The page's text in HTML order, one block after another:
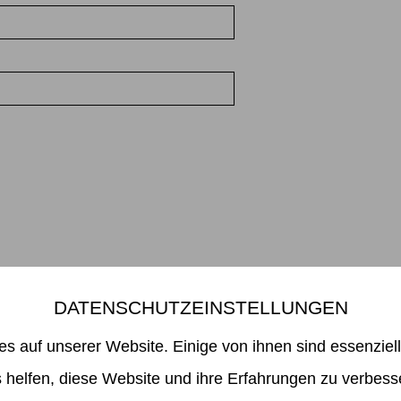
Mikiko Sato Gallery ı Klosterwall 13 ı 20095 Hamburg
40 32901980 ıinfo@mikikosatogallery.comı
DATENSCHUTZEINSTELLUNGEN
auf unserer Website. Einige von ihnen sind
helfen, diese Website und ihre Erfahrungen zu